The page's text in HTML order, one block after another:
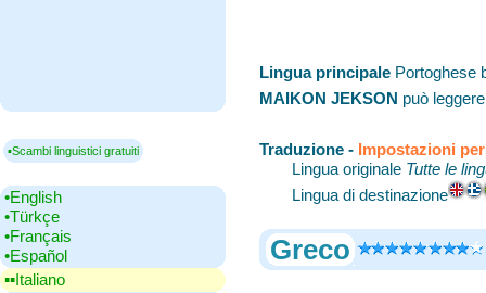
▪Scambi linguistici gratuiti
•‎English
•‎Türkçe
•‎Français
•‎Español
▪▪‎Italiano
Lingua principale ‎Portoghese
MAIKON JEKSON può
Traduzione - Impostazioni
Lingua originale Tutte le
Lingua di destinazione
Greco